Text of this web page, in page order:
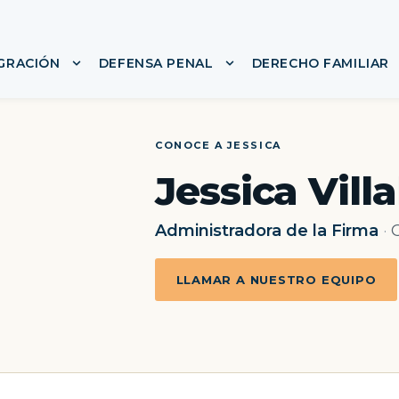
para ACERCA DEMostrar submenú para LEY DE INMIGRACIÓN
DEFENSA PENAL Mostrar submenú para
DERECHO FAMILIAR
CONOCE A JESSICA
Jessica
Administradora de la Firma ·
LLAMAR A NUESTRO EQUIPO